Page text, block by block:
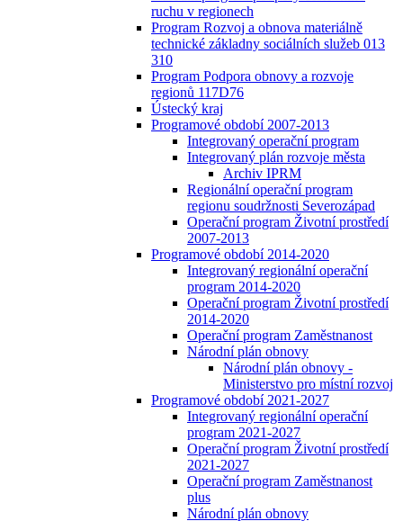
ruchu v regionech
Program Rozvoj a obnova materiálně
technické základny sociálních služeb 013
310
Program Podpora obnovy a rozvoje
regionů 117D76
Ústecký kraj
Programové období 2007-2013
Integrovaný operační program
Integrovaný plán rozvoje města
Archiv IPRM
Regionální operační program
regionu soudržnosti Severozápad
Operační program Životní prostředí
2007-2013
Programové období 2014-2020
Integrovaný regionální operační
program 2014-2020
Operační program Životní prostředí
2014-2020
Operační program Zaměstnanost
Národní plán obnovy
Národní plán obnovy -
Ministerstvo pro místní rozvoj
Programové období 2021-2027
Integrovaný regionální operační
program 2021-2027
Operační program Životní prostředí
2021-2027
Operační program Zaměstnanost
plus
Národní plán obnovy